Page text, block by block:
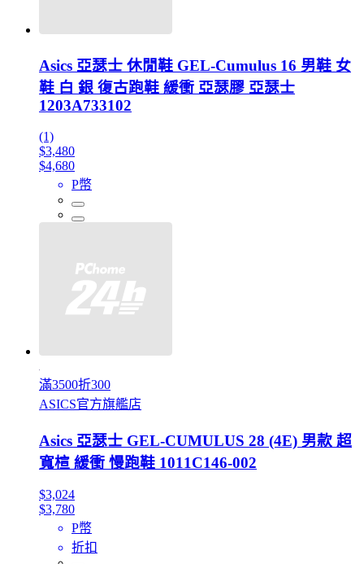
Asics 亞瑟士 休閒鞋 GEL-Cumulus 16 男鞋 女
鞋 白 銀 復古跑鞋 緩衝 亞瑟膠 亞瑟士
1203A733102
(1)
$3,480
$4,680
P幣
滿3500折300
ASICS官方旗艦店
Asics 亞瑟士 GEL-CUMULUS 28 (4E) 男款 超
寬楦 緩衝 慢跑鞋 1011C146-002
$3,024
$3,780
P幣
折扣